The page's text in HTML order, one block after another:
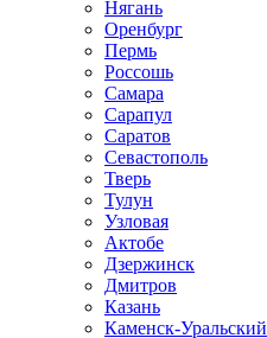
Нягань
Оренбург
Пермь
Россошь
Самара
Сарапул
Саратов
Севастополь
Тверь
Тулун
Узловая
Актобе
Дзержинск
Дмитров
Казань
Каменск-Уральский